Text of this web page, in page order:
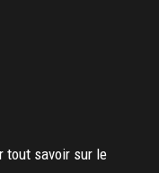
tout savoir sur le